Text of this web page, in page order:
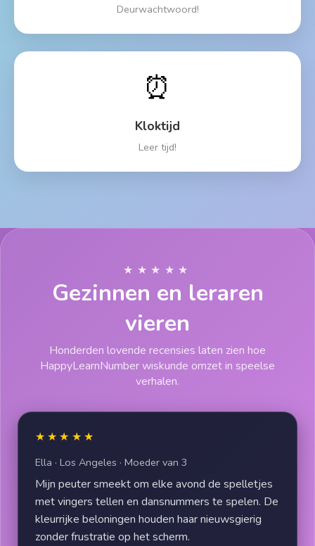
Deurwachtwoord!
⏰
Kloktijd
Leer tijd!
★★★★★
Gezinnen en leraren
vieren
Honderden lovende recensies laten zien hoe
HappyLearnNumber wiskunde omzet in speelse
verhalen.
★★★★★
Ella · Los Angeles · Moeder van 3
Mijn peuter smeekt om elke avond de spelletjes
met vingers tellen en dansnummers te spelen. De
kleurrijke beloningen houden haar nieuwsgierig
zonder frustratie op het scherm.